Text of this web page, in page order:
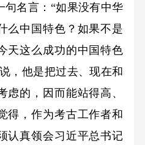
名言：“如果没有中华
么中国特色？如果不是
天这么成功的中国特色
，他是把过去、现在和
虑的，因而能站得高、
得，作为考古工作者和
认真领会习近平总书记